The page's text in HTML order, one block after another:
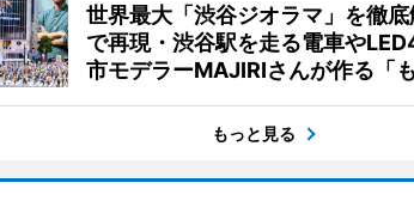
世界最大「渋谷ジオラマ」を徹
で再現・渋谷駅を走る電車や
市モデラーMAJIRIさんが作る「
もっと見る